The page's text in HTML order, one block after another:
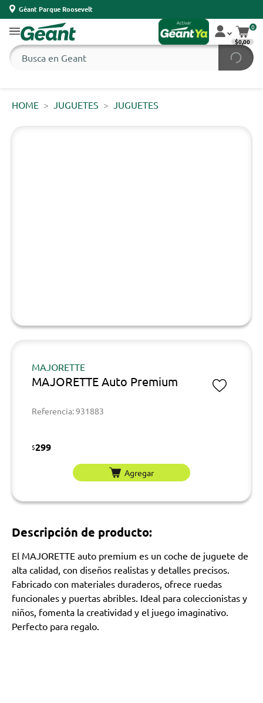
Géant Parque Roosevelt
0
$0,00
HOME JUGUETES JUGUETES
MAJORETTE
MAJORETTE Auto Premium
Referencia: 931883
$299
Agregar
Descripción de producto:
El MAJORETTE auto premium es un coche de juguete de
alta calidad, con diseños realistas y detalles precisos.
Fabricado con materiales duraderos, ofrece ruedas
funcionales y puertas abribles. Ideal para coleccionistas y
niños, fomenta la creatividad y el juego imaginativo.
Perfecto para regalo.